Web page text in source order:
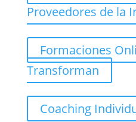
Proveedores de la
Formaciones
Transforman
Coaching